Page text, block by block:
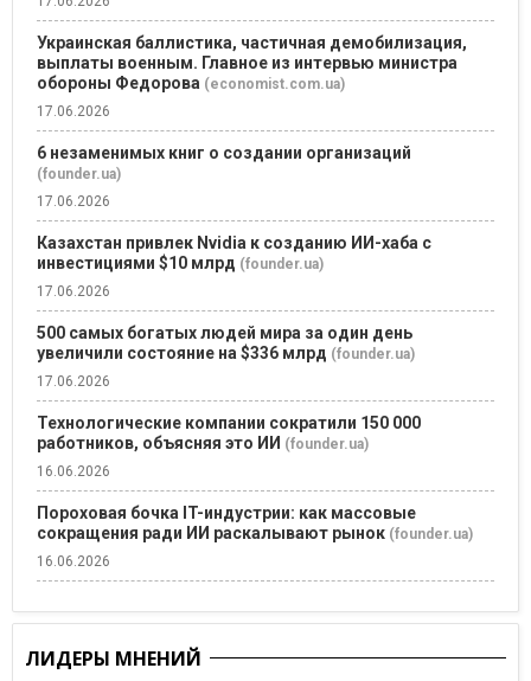
Украинская баллистика, частичная демобилизация,
выплаты военным. Главное из интервью министра
обороны Федорова (economist.com.ua)
17.06.2026
6 незаменимых книг о создании организаций
(founder.ua)
17.06.2026
Казахстан привлек Nvidia к созданию ИИ-хаба с
инвестициями $10 млрд (founder.ua)
17.06.2026
500 самых богатых людей мира за один день
увеличили состояние на $336 млрд (founder.ua)
17.06.2026
Технологические компании сократили 150 000
работников, объясняя это ИИ (founder.ua)
16.06.2026
Пороховая бочка IT-индустрии: как массовые
сокращения ради ИИ раскалывают рынок (founder.ua)
16.06.2026
ЛИДЕРЫ МНЕНИЙ